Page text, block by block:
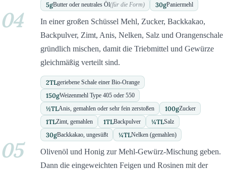
5gButter oder neutrales Öl(für die Form) 30gPaniermehl
04
In einer großen Schüssel Mehl, Zucker, Backkakao,
Backpulver, Zimt, Anis, Nelken, Salz und Orangenschale
gründlich mischen, damit die Triebmittel und Gewürze
gleichmäßig verteilt sind.
2TLgeriebene Schale einer Bio-Orange
150gWeizenmehl Type 405 oder 550
½TLAnis, gemahlen oder sehr fein zerstoßen 100gZucker
1TLZimt, gemahlen 1TLBackpulver ¼TLSalz
30gBackkakao, ungesüßt ¼TLNelken (gemahlen)
05
Olivenöl und Honig zur Mehl-Gewürz-Mischung geben.
Dann die eingeweichten Feigen und Rosinen mit der